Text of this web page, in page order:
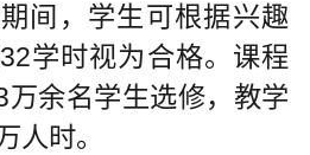
间，学生可根据兴趣
学时视为合格。课程
余名学生选修，教学
人时。